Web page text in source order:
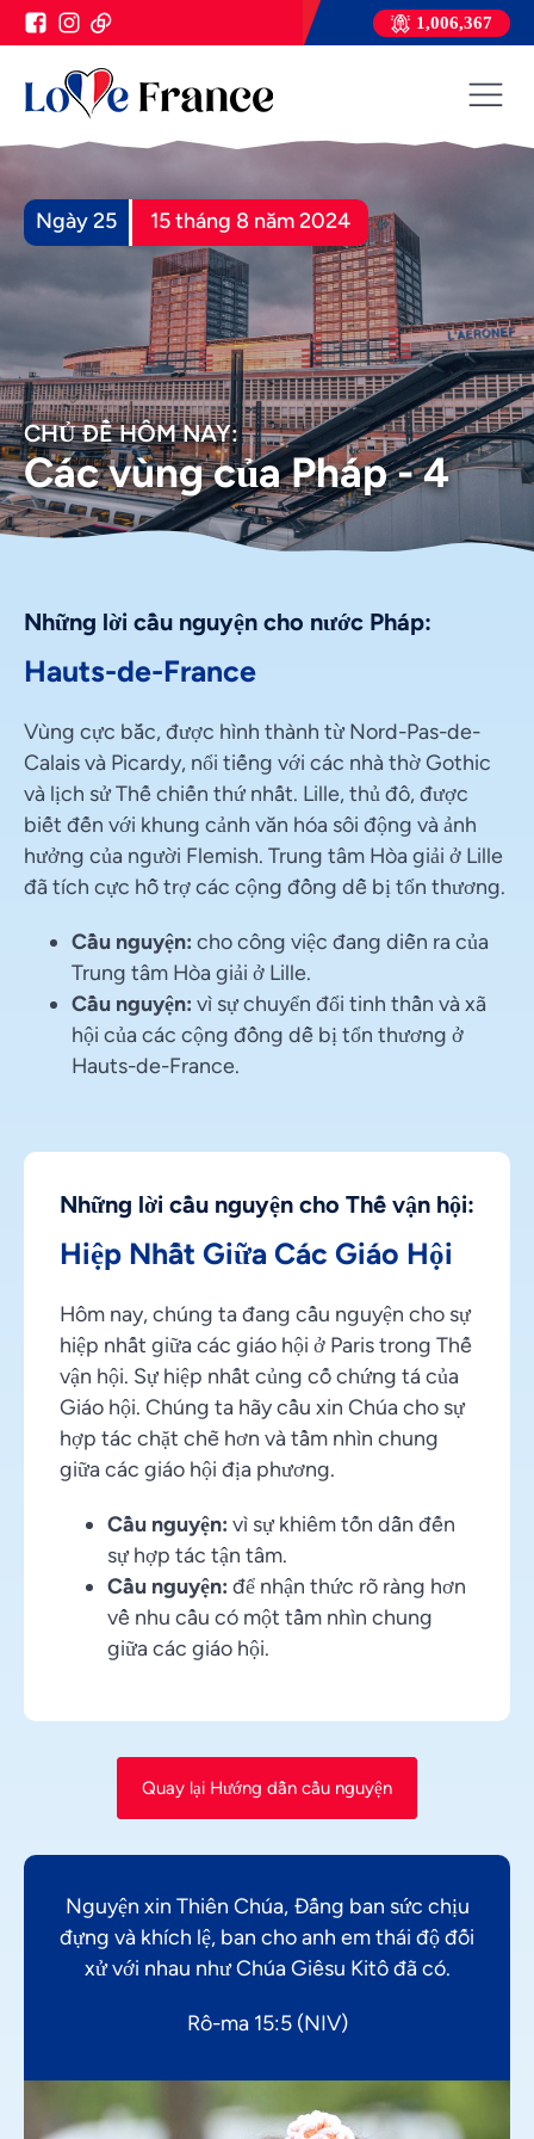
1,006,367
Ngày 25 15 tháng 8 năm 2024
CHỦ ĐỀ HÔM NAY:
Các vùng của Pháp - 4
Những lời cầu nguyện cho nước Pháp:
Hauts-de-France
Vùng cực bắc, được hình thành từ Nord-Pas-de-
Calais và Picardy, nổi tiếng với các nhà thờ Gothic
và lịch sử Thế chiến thứ nhất. Lille, thủ đô, được
biết đến với khung cảnh văn hóa sôi động và ảnh
hưởng của người Flemish. Trung tâm Hòa giải ở Lille
đã tích cực hỗ trợ các cộng đồng dễ bị tổn thương.
Cầu nguyện: cho công việc đang diễn ra của
Trung tâm Hòa giải ở Lille.
Cầu nguyện: vì sự chuyển đổi tinh thần và xã
hội của các cộng đồng dễ bị tổn thương ở
Hauts-de-France.
Những lời cầu nguyện cho Thế vận hội:
Hiệp Nhất Giữa Các Giáo Hội
Hôm nay, chúng ta đang cầu nguyện cho sự
hiệp nhất giữa các giáo hội ở Paris trong Thế
vận hội. Sự hiệp nhất củng cố chứng tá của
Giáo hội. Chúng ta hãy cầu xin Chúa cho sự
hợp tác chặt chẽ hơn và tầm nhìn chung
giữa các giáo hội địa phương.
Cầu nguyện: vì sự khiêm tốn dẫn đến
sự hợp tác tận tâm.
Cầu nguyện: để nhận thức rõ ràng hơn
về nhu cầu có một tầm nhìn chung
giữa các giáo hội.
Quay lại Hướng dẫn cầu nguyện
Nguyện xin Thiên Chúa, Đấng ban sức chịu
đựng và khích lệ, ban cho anh em thái độ đối
xử với nhau như Chúa Giêsu Kitô đã có.
Rô-ma 15:5 (NIV)